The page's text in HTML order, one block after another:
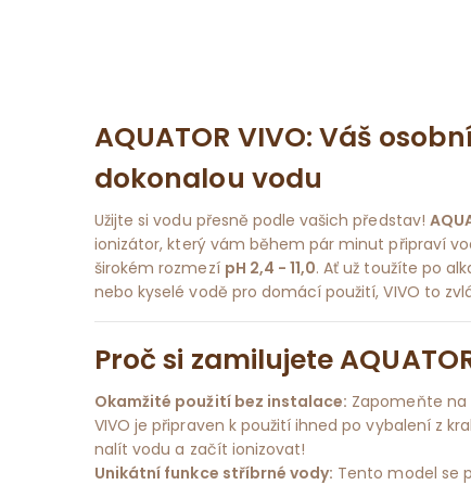
AQUATOR VIVO: Váš
dokonalou vodu
Užijte si vodu přesně podle vašich představ!
ionizátor, který vám během pár minut připraví
širokém rozmezí pH 2,4 - 11,0. Ať už toužíte po
nebo kyselé vodě pro domácí použití, VIVO to
Proč si zamilujete
Okamžité použití bez instalace: Zapomeňte na
VIVO je připraven k použití ihned po vybalení z
nalít vodu a začít ionizovat!
Unikátní funkce stříbrné vody: Tento model se